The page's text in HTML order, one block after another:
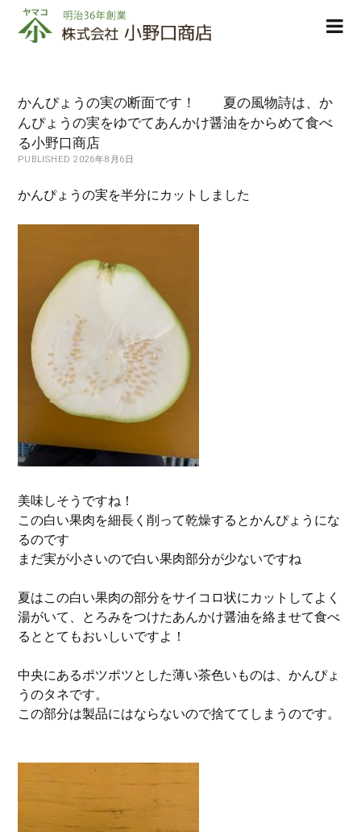
株
式
小
野
口
商
かんぴょうの実の断面です！ 夏の風物詩は、か
んぴょうの実をゆでてあんかけ醤油をからめて食べ
る小野口商店
PUBLISHED 2026年8月6日
かんぴょうの実を半分にカットしました
美味しそうですね！
この白い果肉を細長く削って乾燥するとかんぴょうにな
るのです
まだ実が小さいので白い果肉部分が少ないですね
夏はこの白い果肉の部分をサイコロ状にカットしてよく
湯がいて、とろみをつけたあんかけ醤油を絡ませて食べ
るととてもおいしいですよ！
中央にあるポツポツとした薄い茶色いものは、かんぴょ
うのタネです。
この部分は製品にはならないので捨ててしまうのです。